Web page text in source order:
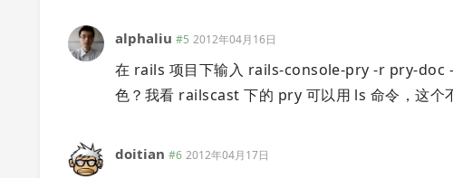
alphaliu #5 2012年04月16日
在 rails 项目下输入 rails-console-pry -r pry-doc
色？我看 railscast 下的 pry 可以用 ls 命令，这个
doitian #6 2012年04月17日